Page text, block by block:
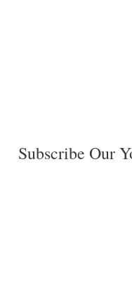
Subscribe Our